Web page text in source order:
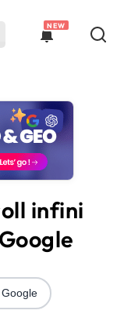
NEW
infini